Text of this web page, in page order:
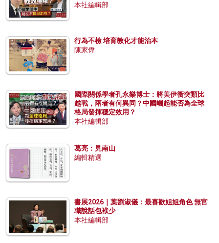
本社編輯部
行為不檢 培育教化才能治本
陳家偉
國際關係學者孔永樂博士：將美伊衝突類比
越戰，兩者有何異同？中國崛起能否為全球
格局發揮穩定效用？
本社編輯部
葛亮：見南山
編輯精選
書展2026｜葉劉淑儀：最喜歡姐姐角色 無官
職說話包袱少
本社編輯部